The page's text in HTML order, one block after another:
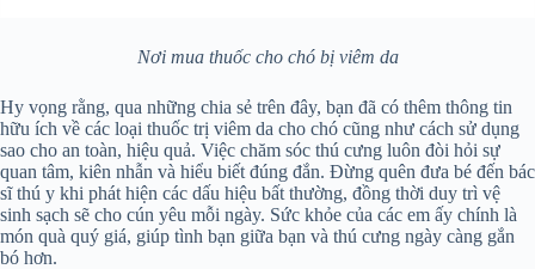
Nơi mua thuốc cho chó bị viêm da
Hy vọng rằng, qua những chia sẻ trên đây, bạn đã có thêm thông tin
hữu ích về các loại thuốc trị viêm da cho chó cũng như cách sử dụng
sao cho an toàn, hiệu quả. Việc chăm sóc thú cưng luôn đòi hỏi sự
quan tâm, kiên nhẫn và hiểu biết đúng đắn. Đừng quên đưa bé đến bác
sĩ thú y khi phát hiện các dấu hiệu bất thường, đồng thời duy trì vệ
sinh sạch sẽ cho cún yêu mỗi ngày. Sức khỏe của các em ấy chính là
món quà quý giá, giúp tình bạn giữa bạn và thú cưng ngày càng gắn
bó hơn.